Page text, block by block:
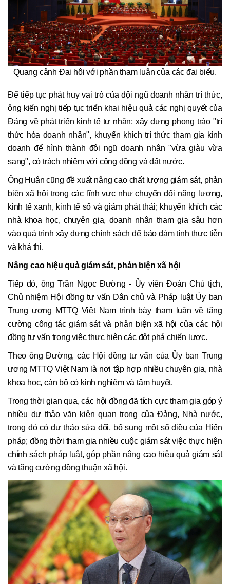
Quang cảnh Đại hội với phần tham luận của các đại biểu.
Để tiếp tục phát huy vai trò của đội ngũ doanh nhân trí thức,
ông kiến nghị tiếp tục triển khai hiệu quả các nghị quyết của
Đảng về phát triển kinh tế tư nhân; xây dựng phong trào "trí
thức hóa doanh nhân", khuyến khích trí thức tham gia kinh
doanh để hình thành đội ngũ doanh nhân "vừa giàu vừa
sang", có trách nhiệm với cộng đồng và đất nước.
Ông Huân cũng đề xuất nâng cao chất lượng giám sát, phản
biện xã hội trong các lĩnh vực như chuyển đổi năng lượng,
kinh tế xanh, kinh tế số và giảm phát thải; khuyến khích các
nhà khoa học, chuyên gia, doanh nhân tham gia sâu hơn
vào quá trình xây dựng chính sách để bảo đảm tính thực tiễn
và khả thi.
Nâng cao hiệu quả giám sát, phản biện xã hội
Tiếp đó, ông Trần Ngọc Đường - Ủy viên Đoàn Chủ tịch,
Chủ nhiệm Hội đồng tư vấn Dân chủ và Pháp luật Ủy ban
Trung ương MTTQ Việt Nam trình bày tham luận về tăng
cường công tác giám sát và phản biện xã hội của các hội
đồng tư vấn trong việc thực hiện các đột phá chiến lược.
Theo ông Đường, các Hội đồng tư vấn của Ủy ban Trung
ương MTTQ Việt Nam là nơi tập hợp nhiều chuyên gia, nhà
khoa học, cán bộ có kinh nghiệm và tâm huyết.
Trong thời gian qua, các hội đồng đã tích cực tham gia góp ý
nhiều dự thảo văn kiện quan trọng của Đảng, Nhà nước,
trong đó có dự thảo sửa đổi, bổ sung một số điều của Hiến
pháp; đồng thời tham gia nhiều cuộc giám sát việc thực hiện
chính sách pháp luật, góp phần nâng cao hiệu quả giám sát
và tăng cường đồng thuận xã hội.